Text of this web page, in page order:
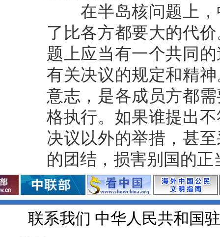
在半岛核问题上，
了比各方都要大的代
题上应当有一个共同
有关决议的规定和精
意志，是各成员方都
格执行。如果谁提出
决议以外的举措，甚
的团结，损害别国的
联系我们 中华人民共和国